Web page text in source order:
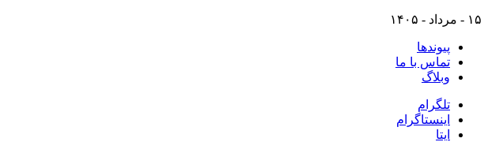
۱۵ - مرداد - ۱۴۰۵
پیوندها
تماس با ما
وبلاگ
تلگرام
اینستاگرام
ایتا